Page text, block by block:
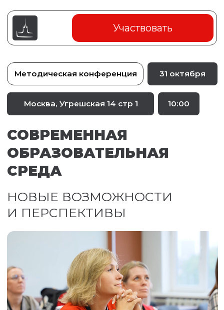
НОВЫЕ ВОЗМОЖНОСТИ
И ПЕРСПЕКТИВЫ
СОВРЕМЕННАЯ
ОБРАЗОВАТЕЛЬНАЯ
10:00
Москва, Угрешская 14 стр 1